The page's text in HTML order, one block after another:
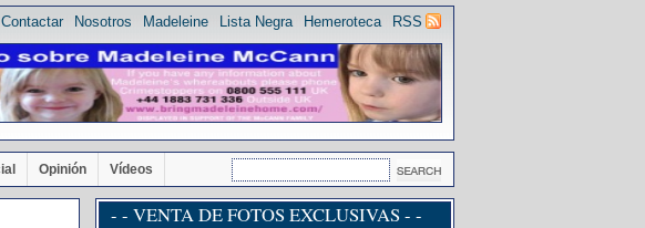
RSS
Hemeroteca
Lista Negra
Madeleine
Nosotros
Contactar
Opinión Vídeos
- - VENTA DE FOTOS EXCLUSIVAS - -